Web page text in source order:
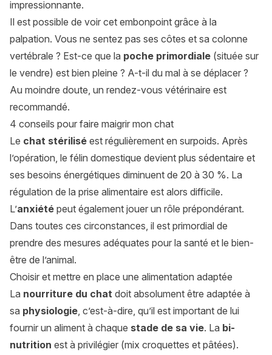
impressionnante.
Il est possible de voir cet embonpoint grâce à la
palpation. Vous ne sentez pas ses côtes et sa colonne
vertébrale ? Est-ce que la poche primordiale (située sur
le vendre) est bien pleine ? A-t-il du mal à se déplacer ?
Au moindre doute, un rendez-vous vétérinaire est
recommandé.
4 conseils pour faire maigrir mon chat
Le chat stérilisé est régulièrement en surpoids. Après
l’opération, le félin domestique devient plus sédentaire et
ses besoins énergétiques diminuent de 20 à 30 %. La
régulation de la prise alimentaire est alors difficile.
L’anxiété peut également jouer un rôle prépondérant.
Dans toutes ces circonstances, il est primordial de
prendre des mesures adéquates pour la santé et le bien-
être de l’animal.
Choisir et mettre en place une alimentation adaptée
La nourriture du chat doit absolument être adaptée à
sa physiologie, c’est-à-dire, qu’il est important de lui
fournir un aliment à chaque stade de sa vie. La bi-
nutrition est à privilégier (mix croquettes et pâtées).